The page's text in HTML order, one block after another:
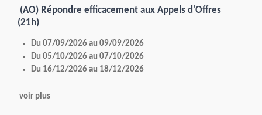
(AO) Répondre efficacement aux Appels d'Offres
(21h)
Du 07/09/2026 au 09/09/2026
Du 05/10/2026 au 07/10/2026
Du 16/12/2026 au 18/12/2026
voir plus